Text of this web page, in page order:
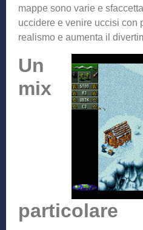
mappe sono varie e
uccidere e venire uccisi con
realismo e aumenta il
Un
mix
particolare